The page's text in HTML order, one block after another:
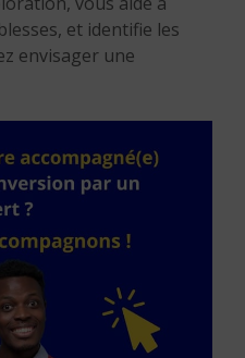
et identifie les
envisager une